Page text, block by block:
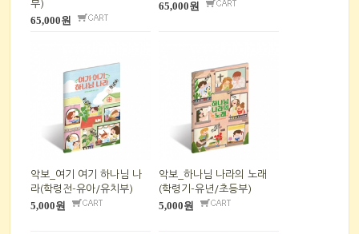
부)
65,000원
65,000원
악보_여기 여기 하나님 나
라(학령전-유아/유치부)
5,000원
악보_하나님 나라의 노래
(학령기-유년/초등부)
5,000원